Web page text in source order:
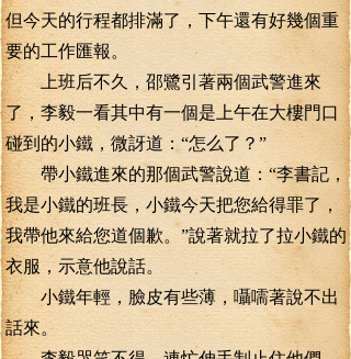
但今天的行程都排滿了，下午還有好幾個重
要的工作匯報。
上班后不久，邵鷺引著兩個武警進來
了，李毅一看其中有一個是上午在大樓門口
碰到的小鐵，微訝道：“怎么了？”
帶小鐵進來的那個武警說道：“李書記，
我是小鐵的班長，小鐵今天把您給得罪了，
我帶他來給您道個歉。”說著就拉了拉小鐵的
衣服，示意他說話。
小鐵年輕，臉皮有些薄，囁嚅著說不出
話來。